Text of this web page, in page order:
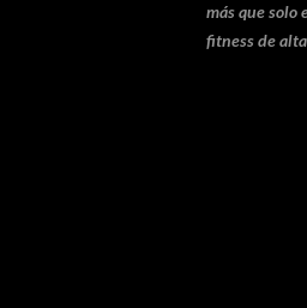
más que solo
fitness de